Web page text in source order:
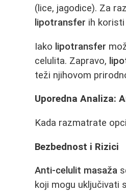
(lice, jagodice). Za
lipotransfer ih
Iako lipotransfer
celulita. Zapravo,
teži njihovom
Uporedna Analiza:
Kada razmatrate
Bezbednost i Rizici
Anti-celulit masaža
koji mogu uključivati